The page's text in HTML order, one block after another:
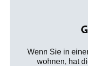
Wenn Sie in
wohnen, hat